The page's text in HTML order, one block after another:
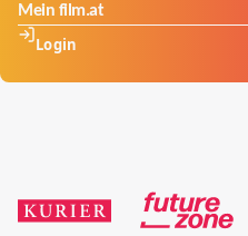
Mein film.at
Login